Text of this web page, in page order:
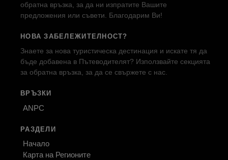
обратна връзка, за да ни изпратите Вашите
предложения или съвети. Благодарим Ви!
НОВА ЗАБЕЛЕЖИТЕЛНОСТ?
Знаете за нова туристическа дестинация и искате тя да
бъде добавена в Пътеводителят? Използвайте секцията
за обратна връзка, за да се свържете с нас.
ВРЪЗКИ
ANPC
РАЗДЕЛИ
Начало
Карта на Регионите